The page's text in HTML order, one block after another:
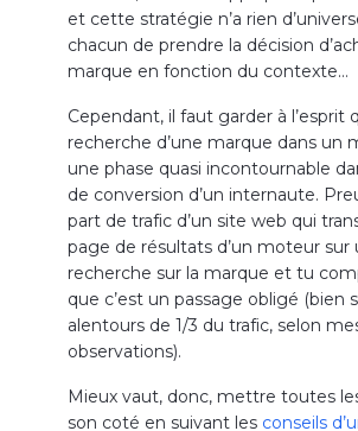
et cette stratégie n’a rien
chacun de prendre la décision
marque en fonction du contexte…
Cependant, il faut garder à l’esprit
recherche d’une marque dans un
une phase quasi incontournable
de conversion d’un internaute.
part de trafic d’un site web qui
page de résultats d’un moteur sur
recherche sur la marque et tu
que c’est un passage obligé (bien
alentours de 1/3 du trafic, selon
observations).
Mieux vaut, donc, mettre toutes
son coté en suivant les conseils